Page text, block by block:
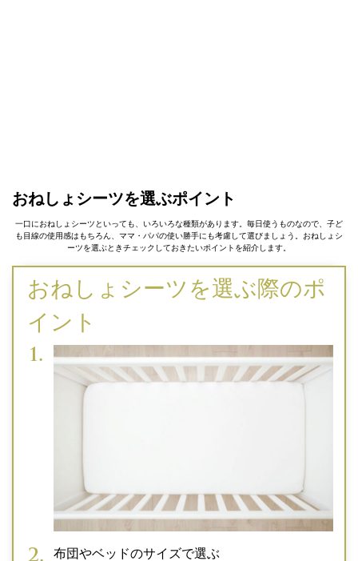
おねしょシーツを選ぶポイント
一口におねしょシーツといっても、いろいろな種類があります。毎日使うものなので、子ど
も目線の使用感はもちろん、ママ・パパの使い勝手にも考慮して選びましょう。おねしょシ
ーツを選ぶときチェックしておきたいポイントを紹介します。
おねしょシーツを選ぶ際のポ
イント
布団やベッドのサイズで選ぶ